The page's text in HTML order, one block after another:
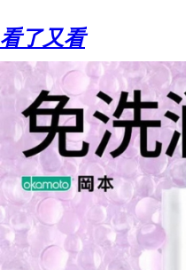
看了又看